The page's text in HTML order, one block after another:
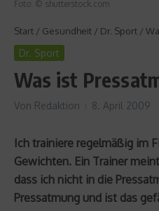
Foto: © shutterstock.com
Start / Gesundheit / Dr. Sport /
Dr. Sport
Was ist
Von Redaktion 8. April 2009
Ich trainiere regelmäßig im
Gewichten. Ein Trainer
dass ich nicht in die
Pressatmung und ist das